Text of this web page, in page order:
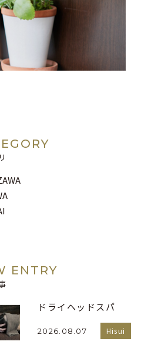
ENTRY
ドライヘッドスパ
2026.08.07 Hisui